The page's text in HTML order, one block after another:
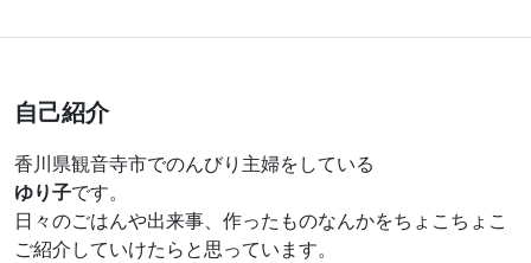
自己紹介
香川県観音寺市でのんびり主婦をしている
ゆり子です。
日々のごはんや出来事、作ったものなんかをちょこちょこ
ご紹介していけたらと思っています。